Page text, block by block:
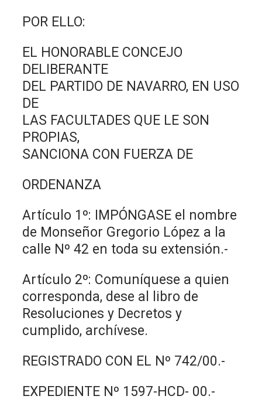
POR ELLO:
EL HONORABLE CONCEJO
DELIBERANTE
DEL PARTIDO DE NAVARRO, EN USO
DE
LAS FACULTADES QUE LE SON
PROPIAS,
SANCIONA CON FUERZA DE
ORDENANZA
Artículo 1º: IMPÓNGASE el nombre
de Monseñor Gregorio López a la
calle Nº 42 en toda su extensión.-
Artículo 2º: Comuníquese a quien
corresponda, dese al libro de
Resoluciones y Decretos y
cumplido, archívese.
REGISTRADO CON EL Nº 742/00.-
EXPEDIENTE Nº 1597-HCD- 00.-